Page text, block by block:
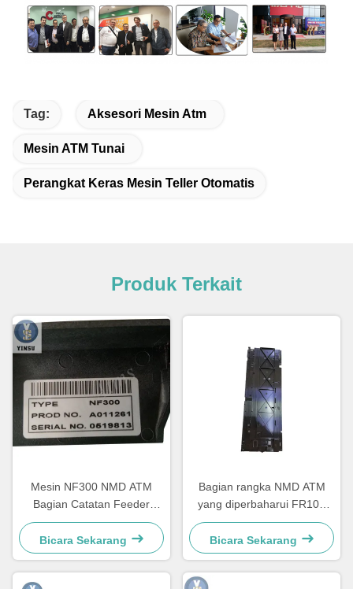
Tag: Aksesori Mesin Atm
Mesin ATM Tunai
Perangkat Keras Mesin Teller Otomatis
Produk Terkait
Mesin NF300 NMD ATM
Bagian Catatan Feeder
A011261 Untuk Kiosk Mesin
Gaming
Bicara Sekarang
Bagian rangka NMD ATM
yang diperbaharui FR101
Kanan Glory Delarue Talaris
A006322
Bicara Sekarang